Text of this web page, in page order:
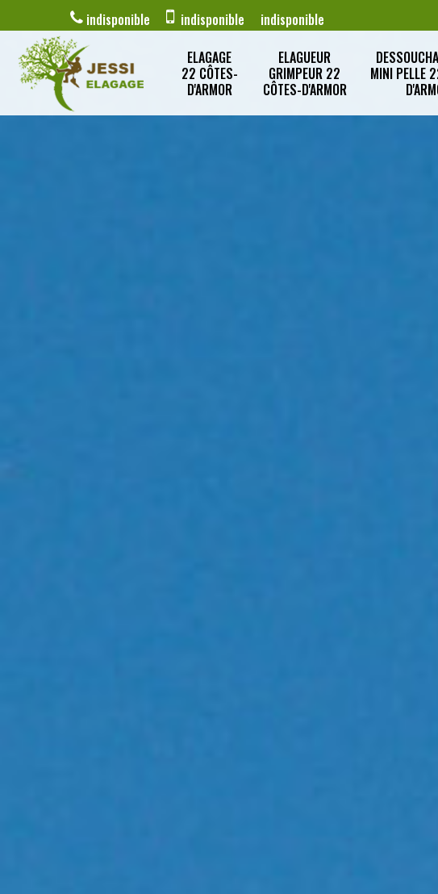
indisponible indisponible indisponible
ELAGAGE
22 CÔTES-
D'ARMOR
ELAGUEUR
GRIMPEUR 22
CÔTES-D'ARMOR
MINI PELLE